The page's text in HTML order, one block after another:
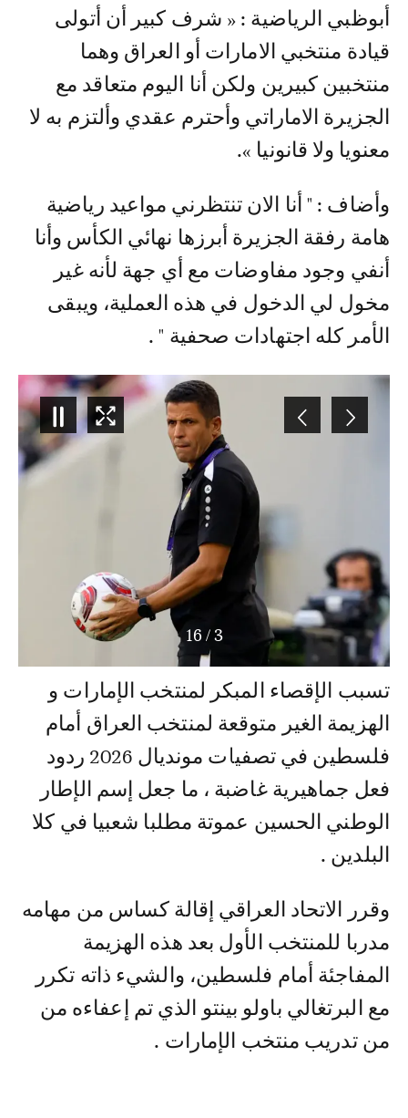
أبوظبي الرياضية : « شرف كبير أن أتولى
قيادة منتخبي الامارات أو العراق وهما
منتخبين كبيرين ولكن أنا اليوم متعاقد مع
الجزيرة الاماراتي وأحترم عقدي وألتزم به لا
معنويا ولا قانونيا ».
وأضاف : " أنا الان تنتظرني مواعيد رياضية
هامة رفقة الجزيرة أبرزها نهائي الكأس وأنا
أنفي وجود مفاوضات مع أي جهة لأنه غير
مخول لي الدخول في هذه العملية، ويبقى
الأمر كله اجتهادات صحفية " .
3
/
16
تسبب الإقصاء المبكر لمنتخب الإمارات و
الهزيمة الغير متوقعة لمنتخب العراق أمام
فلسطين في تصفيات مونديال 2026 ردود
فعل جماهيرية غاضبة ، ما جعل إسم الإطار
الوطني الحسين عموتة مطلبا شعبيا في كلا
البلدين .
وقرر الاتحاد العراقي إقالة كساس من مهامه
مدربا للمنتخب الأول بعد هذه الهزيمة
المفاجئة أمام فلسطين، والشيء ذاته تكرر
مع البرتغالي باولو بينتو الذي تم إعفاءه من
من تدريب منتخب الإمارات .